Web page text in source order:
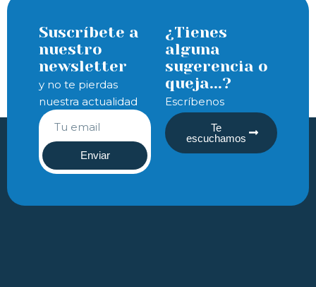
Suscríbete a
nuestro
newsletter
y no te pierdas
nuestra actualidad
Enviar
¿Tienes
alguna
sugerencia o
queja...?
Escríbenos
Te
escuchamos